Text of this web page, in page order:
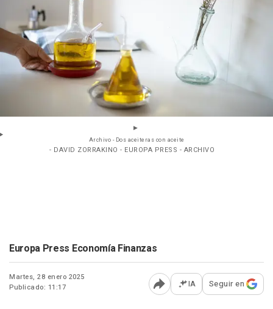
Archivo - Dos aceiteras con aceite
- DAVID ZORRAKINO - EUROPA PRESS - ARCHIVO
Europa Press Economía Finanzas
Martes, 28 enero 2025
Publicado: 11:17
Abrir opciones para
IA Seguir en